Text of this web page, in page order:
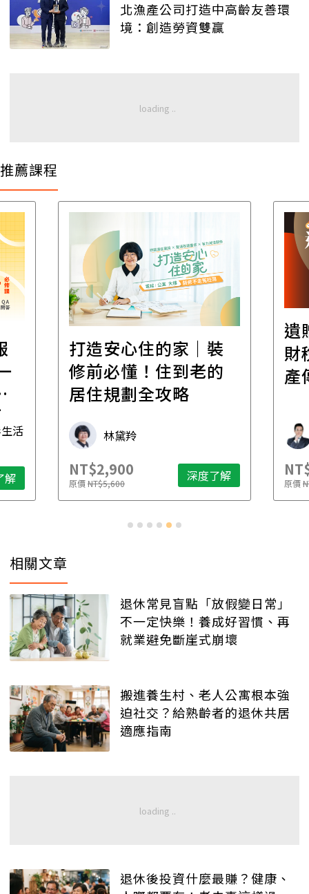
北漁產公司打造中高齡友善環
境：創造勞資雙贏
推薦課程
活
解
打造安心住的家｜裝
修前必懂！住到老的
居住規劃全攻略
林黛羚
NT$2,900
原價NT$5,600 深度了解
遺
財
產
原價
相關文章
退休常見盲點「放假變日常」
不一定快樂！養成好習慣、再
就業避免斷崖式崩壞
搬進養生村、老人公寓根本強
迫社交？給熟齡者的退休共居
適應指南
退休後投資什麼最賺？健康、